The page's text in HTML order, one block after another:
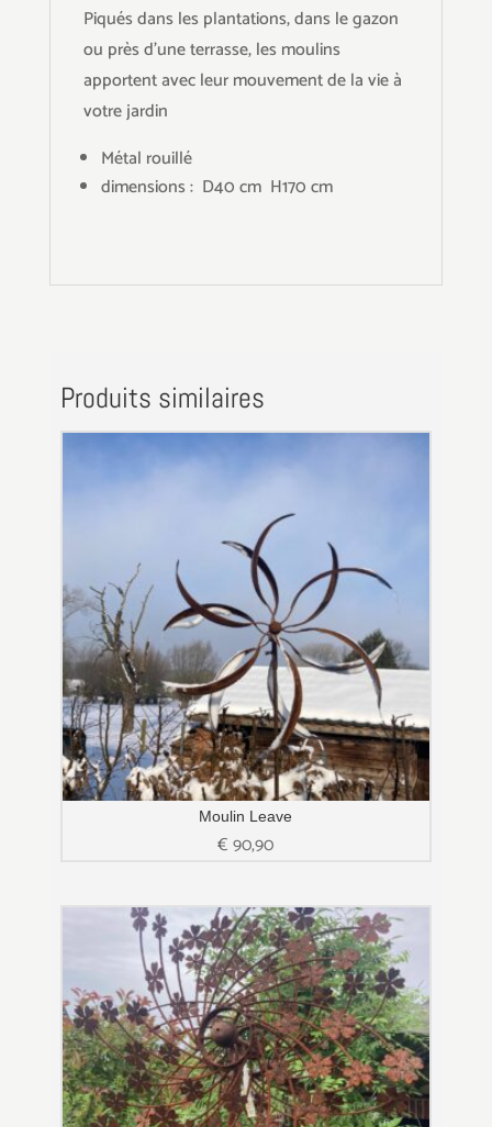
Piqués dans les plantations, dans le gazon
ou près d'une terrasse, les moulins
apportent avec leur mouvement de la vie à
votre jardin
Métal rouillé
dimensions : D40 cm H170 cm
Produits similaires
Moulin Leave
€90,90